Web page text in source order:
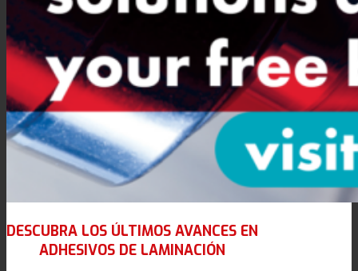
DESCUBRA LOS ÚLTIMOS AVANCES EN
ADHESIVOS DE LAMINACIÓN